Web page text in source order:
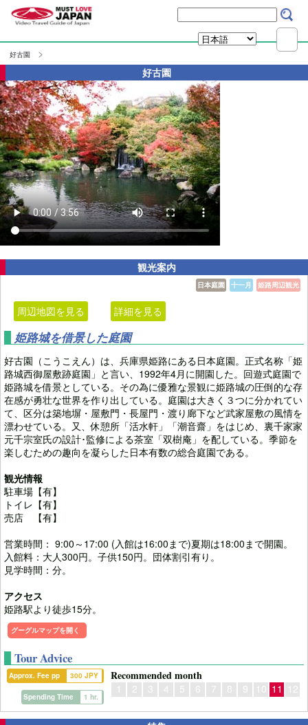
好古園
好古園
観光案内
姫路周辺観光
十一月
日本庭園
周辺地図を見る 詳細を見る
姫路城を借景した庭園
好古園（こうこえん）は、兵庫県姫路にある日本庭園。正式名称「姫
路城西御屋敷跡庭園」と言い、1992年4月に開園した。回遊式庭園で
姫路城を借景としている。その為に優雅な景観に姫路城の圧倒的な存
在感が勇壮な世界を作り出している。庭園は大きく３つに分かれてい
て、区分は築地塀・屋敷門・長屋門・渡り廊下など武家屋敷の風情を
漂わせている。又、休憩所「活水軒」「潮音齋」をはじめ、裏千家家
元千宗室氏の設計･監修による茶室「双樹庵」を配している。季節を
楽しむための趣向を凝らした日本有数の総合庭園である。
観光情報
駐車場【有】
トイレ【有】
売店 【有】
営業時間： 9:00～17:00 (入館は16:00まで)夏期は18:00まで開園。
入館料：大人300円。子供150円。団体割引有り。
見学時間：分。
アクセス
姫路駅より徒歩15分。
グーグルマップを開く
Tour Advice
Recommended month
1 2 3 4 5 6 7 8 9 10 11 12
Approx. Fee pp 300 JPY
Spending Time 1 hr.